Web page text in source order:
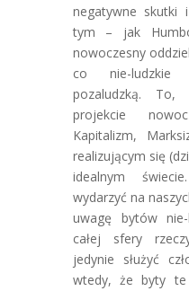
negatywne skutki
tym – jak
nowoczesny
co nie-ludzkie
pozaludzką.
projekcie
Kapitalizm,
realizującym się
idealnym
wydarzyć na
uwagę bytów nie-
całej sfery
jedynie służyć
wtedy, że byty